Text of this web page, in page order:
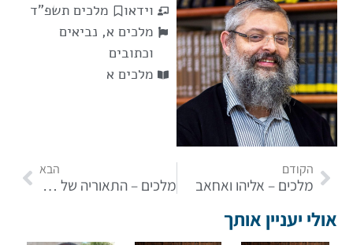
וידאו
מלכים תשפ"ד
מלכים א ,נביאים
וכתובים
מלכים א
הקודם
מלכים – אליהו ואחאב
הבא
מלכים – התאוריה של אליהו הנביא: בין עבודה זרה לשחיתות מוסרית
אולי יעניין אותך